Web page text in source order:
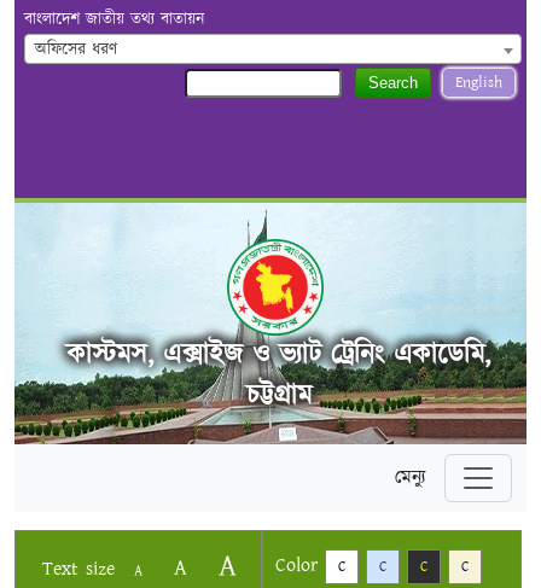
বাংলাদেশ জাতীয় তথ্য বাতায়ন
অফিসের ধরণ
English
Search
কাস্টমস, এক্সাইজ ও ভ্যাট ট্রেনিং একাডেমি,
চট্টগ্রাম
মেন্যু
Text size A A A Color C C C C